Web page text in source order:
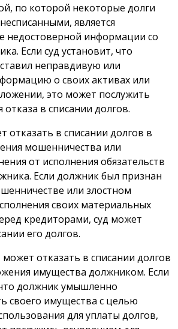
по которой некоторые долги
является
недостоверной информации со
Если суд установит, что
неправдивую или
о своих активах или
это может послужить
в списании долгов.
отказать в списании долгов в
мошенничества или
от исполнения обязательств
Если должник был признан
или злостном
своих материальных
кредиторами, суд может
его долгов.
может отказать в списании долгов
имущества должником. Если
должник умышленно
своего имущества с целью
для уплаты долгов,